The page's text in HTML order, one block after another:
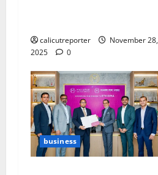
calicutreporter
November 28,
2025
0
business